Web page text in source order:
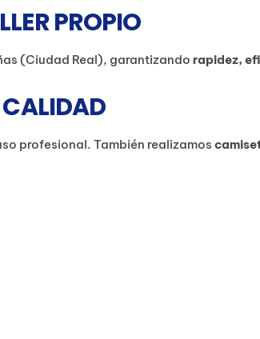
PROPIO
(Ciudad Real), garantizando rapidez,
CALIDAD
profesional. También realizamos